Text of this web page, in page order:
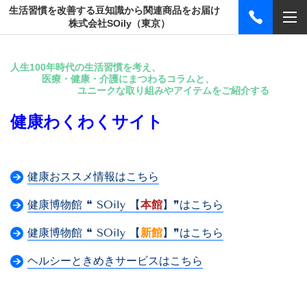
生活習慣を改善する豆知識から関連商品をお届け
株式会社SOily（東京）
人生100年時代の生活習慣を考え、
医療・健康・介護にまつわるコラムと、
ユニークな取り組みやアイテムをご紹介する
健康わくわくサイト
健康おススメ情報はこちら
健康博物館 ❝ SOily 【本館】❞はこちら
健康博物館 ❝ SOily 【新館】❞はこちら
ヘルシーときめきサービスはこちら